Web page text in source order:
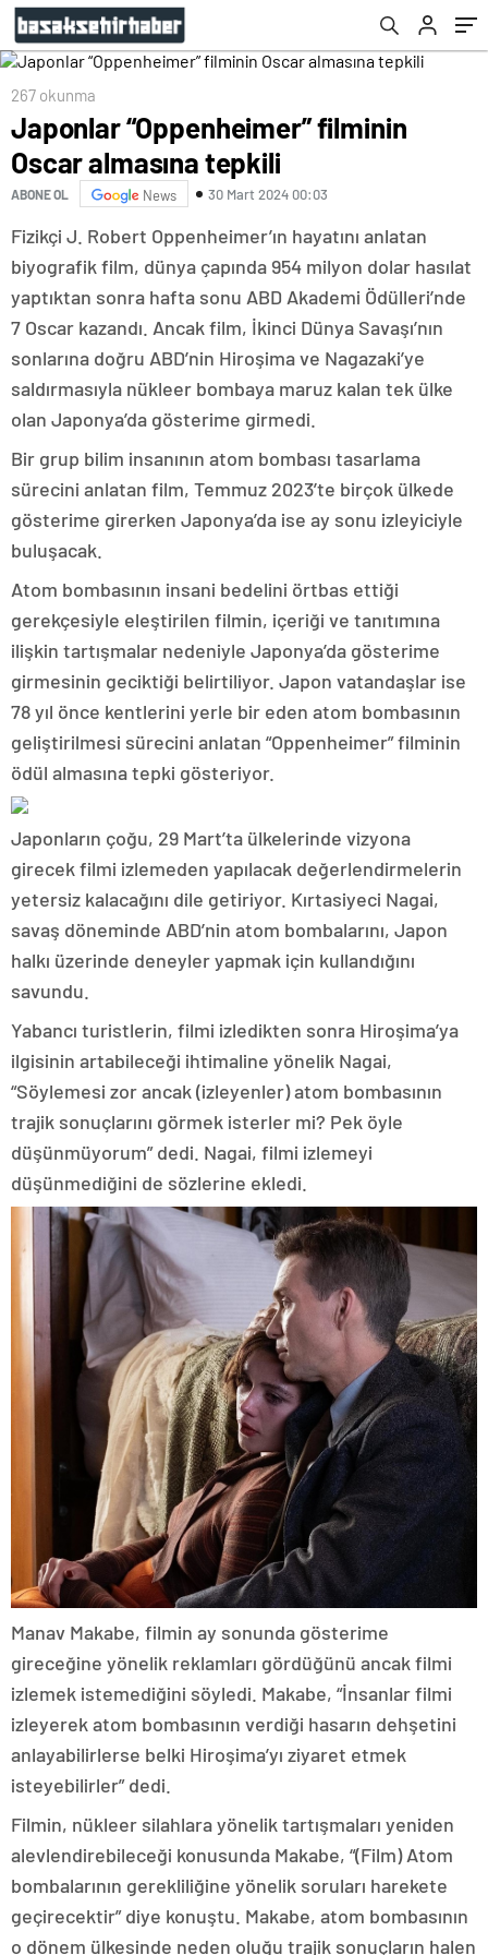
267 okunma
Japonlar “Oppenheimer” filminin
Oscar almasına tepkili
ABONE OL News 30 Mart 2024 00:03
Fizikçi J. Robert Oppenheimer’ın hayatını anlatan
biyografik film, dünya çapında 954 milyon dolar hasılat
yaptıktan sonra hafta sonu ABD Akademi Ödülleri’nde
7 Oscar kazandı. Ancak film, İkinci Dünya Savaşı’nın
sonlarına doğru ABD’nin Hiroşima ve Nagazaki’ye
saldırmasıyla nükleer bombaya maruz kalan tek ülke
olan Japonya’da gösterime girmedi.
Bir grup bilim insanının atom bombası tasarlama
sürecini anlatan film, Temmuz 2023’te birçok ülkede
gösterime girerken Japonya’da ise ay sonu izleyiciyle
buluşacak.
Atom bombasının insani bedelini örtbas ettiği
gerekçesiyle eleştirilen filmin, içeriği ve tanıtımına
ilişkin tartışmalar nedeniyle Japonya’da gösterime
girmesinin geciktiği belirtiliyor. Japon vatandaşlar ise
78 yıl önce kentlerini yerle bir eden atom bombasının
geliştirilmesi sürecini anlatan “Oppenheimer” filminin
ödül almasına tepki gösteriyor.
Japonların çoğu, 29 Mart’ta ülkelerinde vizyona
girecek filmi izlemeden yapılacak değerlendirmelerin
yetersiz kalacağını dile getiriyor. Kırtasiyeci Nagai,
savaş döneminde ABD’nin atom bombalarını, Japon
halkı üzerinde deneyler yapmak için kullandığını
savundu.
Yabancı turistlerin, filmi izledikten sonra Hiroşima’ya
ilgisinin artabileceği ihtimaline yönelik Nagai,
“Söylemesi zor ancak (izleyenler) atom bombasının
trajik sonuçlarını görmek isterler mi? Pek öyle
düşünmüyorum” dedi. Nagai, filmi izlemeyi
düşünmediğini de sözlerine ekledi.
Manav Makabe, filmin ay sonunda gösterime
gireceğine yönelik reklamları gördüğünü ancak filmi
izlemek istemediğini söyledi. Makabe, “İnsanlar filmi
izleyerek atom bombasının verdiği hasarın dehşetini
anlayabilirlerse belki Hiroşima’yı ziyaret etmek
isteyebilirler” dedi.
Filmin, nükleer silahlara yönelik tartışmaları yeniden
alevlendirebileceği konusunda Makabe, “(Film) Atom
bombalarının gerekliliğine yönelik soruları harekete
geçirecektir” diye konuştu. Makabe, atom bombasının
o dönem ülkesinde neden oluğu trajik sonuçların halen